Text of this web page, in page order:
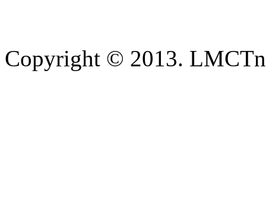
Copyright © 2013.